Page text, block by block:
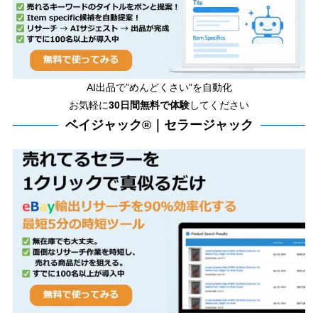
AI出品で”めんどくさい”を自動化
お気軽に30日間無料で体験してください
ベイジャック®｜セラージャック